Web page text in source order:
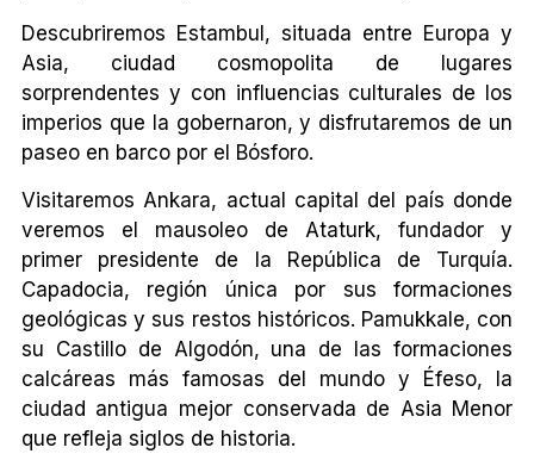
Descubriremos Estambul, situada entre Europa y
Asia, ciudad cosmopolita de lugares
sorprendentes y con influencias culturales de los
imperios que la gobernaron, y disfrutaremos de un
paseo en barco por el Bósforo.
Visitaremos Ankara, actual capital del país donde
veremos el mausoleo de Ataturk, fundador y
primer presidente de la República de Turquía.
Capadocia, región única por sus formaciones
geológicas y sus restos históricos. Pamukkale, con
su Castillo de Algodón, una de las formaciones
calcáreas más famosas del mundo y Éfeso, la
ciudad antigua mejor conservada de Asia Menor
que refleja siglos de historia.